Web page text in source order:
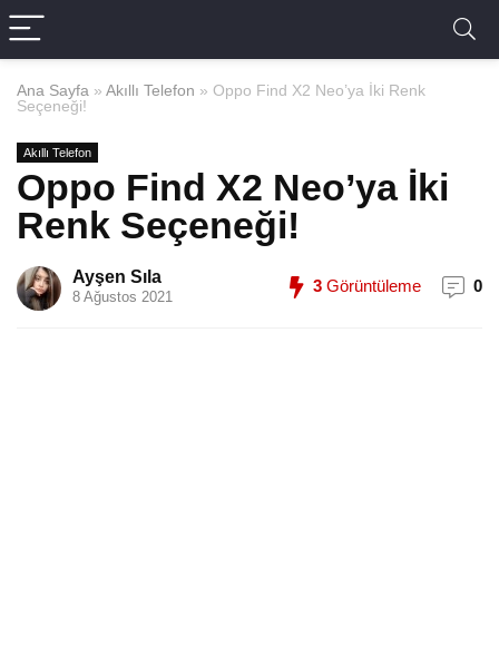
Ana Sayfa » Akıllı Telefon » Oppo Find X2 Neo’ya İki Renk
Seçeneği!
Akıllı Telefon
Oppo Find X2 Neo’ya İki
Renk Seçeneği!
Ayşen Sıla
8 Ağustos 2021
3 Görüntüleme 0